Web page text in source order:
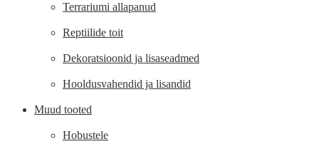
Terrariumi allapanud
Reptiilide toit
Dekoratsioonid ja lisaseadmed
Hooldusvahendid ja lisandid
Muud tooted
Hobustele